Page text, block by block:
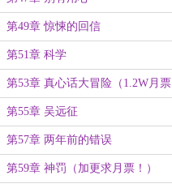
第49章 惊悚的回信
第51章 科学
第53章 真心话大冒险（1.2W月票
加更）
第55章 吴远征
第57章 两年前的错误
第59章 神罚（加更求月票！）